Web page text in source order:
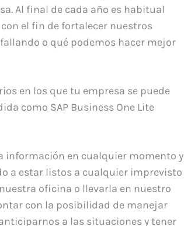
Al final de cada año es habitual
el fin de fortalecer nuestros
o qué podemos hacer mejor
en los que tu empresa se puede
como SAP Business One Lite
información en cualquier momento y
a estar listos a cualquier imprevisto
oficina o llevarla en nuestro
con la posibilidad de manejar
a las situaciones y tener